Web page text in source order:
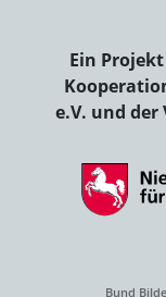
Ein
e.V. und der
Bund